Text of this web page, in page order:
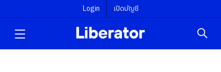
Login เปิดบัญชี